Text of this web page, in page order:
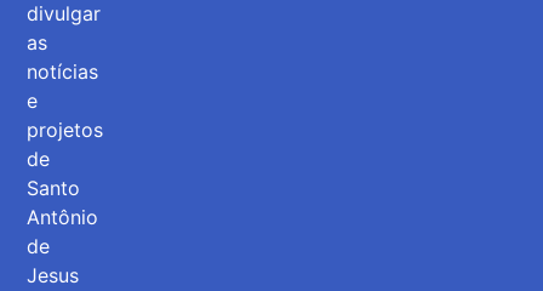
divulgar
as
notícias
e
projetos
de
Santo
Antônio
de
Jesus